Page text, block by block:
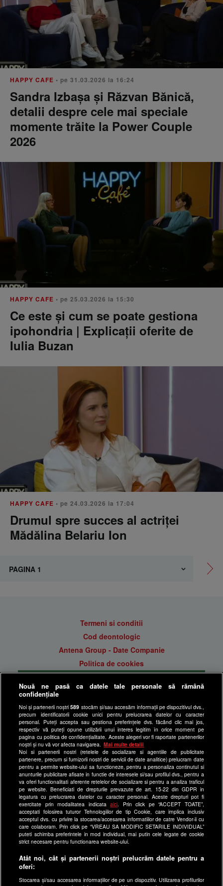
HAPPY CAFE • pe 31.03.2026 la 16:24
Sandra Izbașa și Răzvan Bănică,
detalii despre cele mai speciale
momente trăite la Power Couple
2026
HAPPY CAFE • pe 25.03.2026 la 15:30
Ce este și cum se poate gestiona
ipohondria | Explicații oferite de
Iulia Buzan
HAPPY CAFE • pe 24.03.2026 la 17:04
Drumul spre succes al actriței
Mădălina Belariu Ion
Termeni si conditii
Cod deontologic
Antena Group - Date Companie
Politica de cookies
Politica de confidentialitate
Anunturi gratuite pe Lajumate.ro
Ultimele Stiri
Program Happy Channel
Echipa editorială
Site-uri Antena Group
a1.ro
antenastars.ro
as.ro
catine.ro
chefi.ro
deparinti.ro
medicool.ro
Nouă ne pasă ca datele tale personale să rămână
confidențiale
Noi și partenerii noștri589 stocăm și/sau accesăm informații pe dispozitivul dvs.,
precum identificatorii cookie unici pentru prelucrarea datelor cu caracter
personal. Puteți accepta sau gestiona preferințele dvs. făcând clic mai jos,
respectiv vă puteți opune utilizării unui interes legitim în orice moment pe
pagina cu politica de confidențialitate. Aceste alegeri vor fi raportate partenerilor
noștri și nu vă vor afecta navigarea.
Mai multe detalii
Noi si partenerii nostri (retelele de socializare si agentiile de publicitate
partenere, precum si furnizorii nostri de servicii de date analitice) prelucram date
pentru a permite website-ului sa functioneze, pentru a personaliza continutul si
anunturile publicitare afisate in functie de interesele si/sau profilul dvs., pentru a
va oferi functionalitati aferente retelelor de socializare si pentru a analiza traficul
pe website. Beneficiati de drepturile prevazute de art. 15-22 din GDPR in
legatura cu prelucrarea datelor cu caracter personal. Aceste drepturi pot fi
exercitate prin modalitatea indicataaici . Prin click pe “ACCEPT TOATE”,
acceptati folosirea tuturor Tehnologiilor de tip Cookie, care implica inclusiv
acceptul dvs. cu privire la stocarea/accesarea informatiilor de catre Vendor-ii cu
care colaboram. Prin click pe “VREAU SA MODIFIC SETARILE INDIVIDUAL”
puteti schimba preferintele in mod individual, mai putin cele legate de cookie
strict necesare pentru functionarea website-ului.
Atât noi, cât și partenerii noștri prelucrăm datele pentru a
oferi:
Stocarea și/sau accesarea informațiilor de pe un dispozitiv. Utilizarea profilurilor